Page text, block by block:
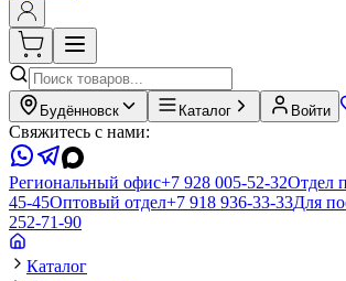
Будённовск Каталог Войти
Свяжитесь с нами:
Региональный офис+7 928 005-52-32Отдел
45-45Оптовый отдел+7 918 936-33-33Для
252-71-90
Каталог